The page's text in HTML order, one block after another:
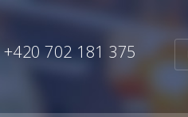
+420 702 181 375